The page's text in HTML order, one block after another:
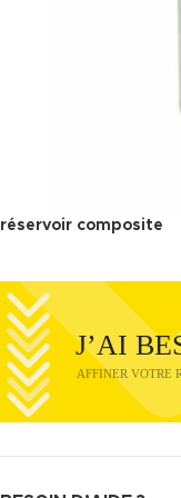
réservoir composite